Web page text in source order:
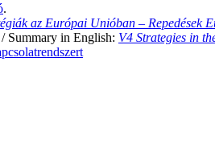
.
az Európai Unióban – Repedések
Summary in English: V4 Strategies in